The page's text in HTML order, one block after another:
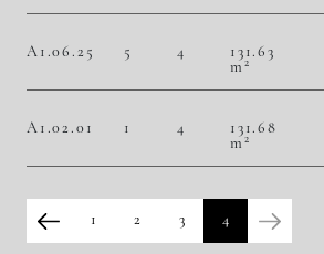
A1.06.25 5 4
131.63
m 2
A1.02.01 1 4
131.68
m 2
1 2 3 4